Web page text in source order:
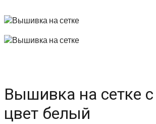
Вышивка на сетке
цвет белый